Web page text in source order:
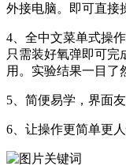
外接电脑。即可直接
4、全中文菜单式操
只需装好氧弹即可完
用。实验结果一目了
5、简便易学，界面
6、让操作更简单更人